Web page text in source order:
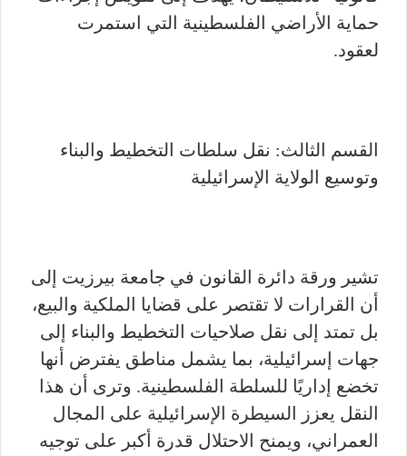
حماية الأراضي الفلسطينية التي استمرت
لعقود.
القسم الثالث: نقل سلطات التخطيط والبناء
وتوسيع الولاية الإسرائيلية
تشير ورقة دائرة القانون في جامعة بيرزيت إلى
أن القرارات لا تقتصر على قضايا الملكية والبيع،
بل تمتد إلى نقل صلاحيات التخطيط والبناء إلى
جهات إسرائيلية، بما يشمل مناطق يفترض أنها
تخضع إداريًا للسلطة الفلسطينية. وترى أن هذا
النقل يعزز السيطرة الإسرائيلية على المجال
العمراني، ويمنح الاحتلال قدرة أكبر على توجيه